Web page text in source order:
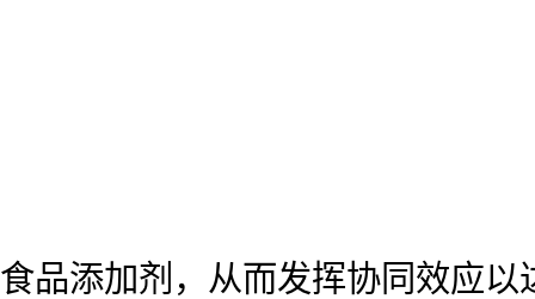
食品添加剂，从而发挥协同效应以